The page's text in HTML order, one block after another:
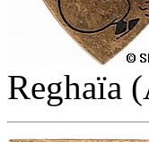
Reghaïa